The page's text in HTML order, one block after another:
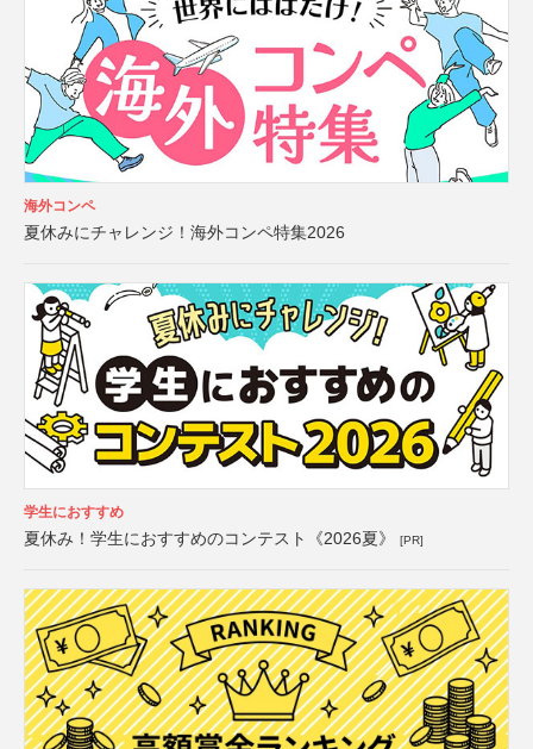
海外コンペ
夏休みにチャレンジ！海外コンペ特集2026
学生におすすめ
夏休み！学生におすすめのコンテスト《2026夏》 [PR]